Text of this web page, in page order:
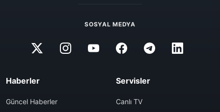
SOSYAL MEDYA
Haberler
Güncel Haberler
Servisler
Canlı TV